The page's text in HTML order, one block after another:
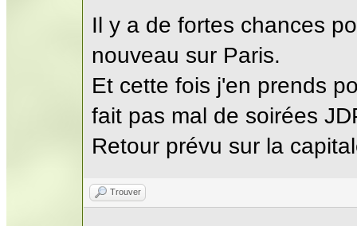
Il y a de fortes chances
nouveau sur Paris.
Et cette fois j'en prends
fait pas mal de soirées
Retour prévu sur la
Trouver